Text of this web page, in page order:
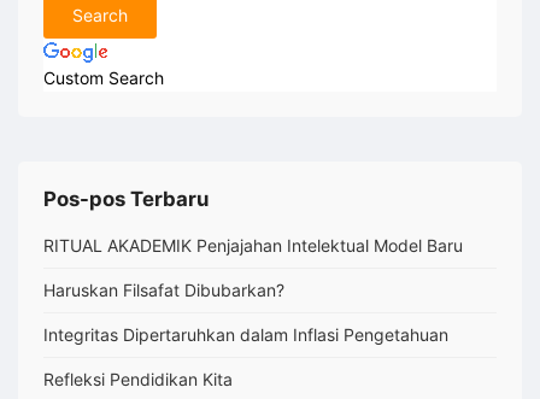
Custom Search
Pos-pos Terbaru
RITUAL AKADEMIK Penjajahan Intelektual Model Baru
Haruskan Filsafat Dibubarkan?
Integritas Dipertaruhkan dalam Inflasi Pengetahuan
Refleksi Pendidikan Kita